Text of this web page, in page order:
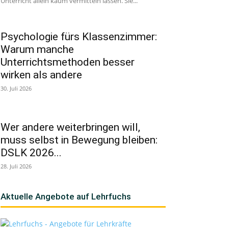
Psychologie fürs Klassenzimmer:
Warum manche
Unterrichtsmethoden besser
wirken als andere
30. Juli 2026
Wer andere weiterbringen will,
muss selbst in Bewegung bleiben:
DSLK 2026...
28. Juli 2026
Aktuelle Angebote auf Lehrfuchs